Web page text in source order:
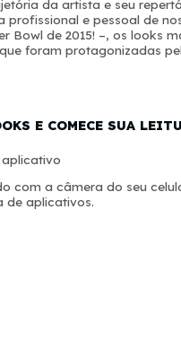
da artista e seu
e pessoal de
Bowl de 2015! –, os looks
foram protagonizadas
E COMECE SUA
com a câmera do seu
de aplicativos.